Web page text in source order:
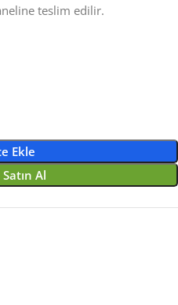
teslim edilir.
Ekle
Al